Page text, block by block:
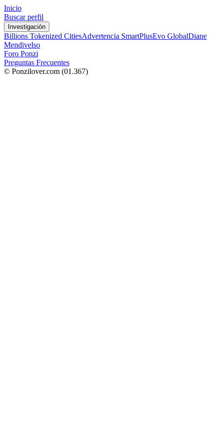
Inicio
Buscar perfil
Investigación
Billions Tokenized CitiesAdvertencia SmartPlusEvo GlobalDiane
Mendivelso
Foro Ponzi
Preguntas Frecuentes
© Ponzilover.com (01.367)